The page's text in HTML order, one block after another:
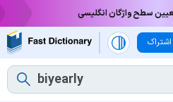
سطح واژگان انگلیسی